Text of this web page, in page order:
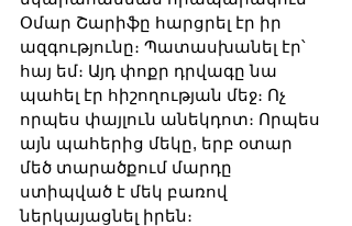
Օմար Շարիֆը հարցրել էր իր
ազգությունը։ Պատասխանել էր՝
հայ եմ։ Այդ փոքր դրվագը նա
պահել էր հիշողության մեջ։ Ոչ
որպես փայլուն անեկդոտ։ Որպես
այն պահերից մեկը, երբ օտար
մեծ տարածքում մարդը
ստիպված է մեկ բառով
ներկայացնել իրեն։